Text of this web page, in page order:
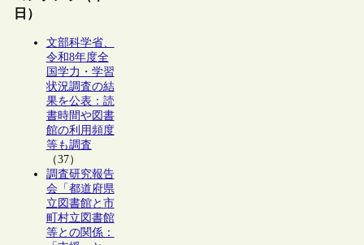
日）
文部科学省、
令和8年度全
国学力・学習
状況調査の結
果を公表：読
書時間や図書
館の利用頻度
等も調査
（37）
調査研究報告
会「都道府県
立図書館と市
町村立図書館
等との関係：